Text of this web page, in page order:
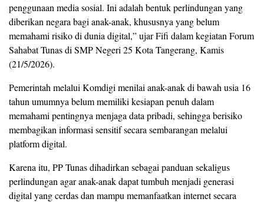
penggunaan media sosial. Ini adalah bentuk perlindungan yang
diberikan negara bagi anak-anak, khususnya yang belum
memahami risiko di dunia digital,” ujar Fifi dalam kegiatan Forum
Sahabat Tunas di SMP Negeri 25 Kota Tangerang, Kamis
(21/5/2026).
Pemerintah melalui Komdigi menilai anak-anak di bawah usia 16
tahun umumnya belum memiliki kesiapan penuh dalam
memahami pentingnya menjaga data pribadi, sehingga berisiko
membagikan informasi sensitif secara sembarangan melalui
platform digital.
Karena itu, PP Tunas dihadirkan sebagai panduan sekaligus
perlindungan agar anak-anak dapat tumbuh menjadi generasi
digital yang cerdas dan mampu memanfaatkan internet secara